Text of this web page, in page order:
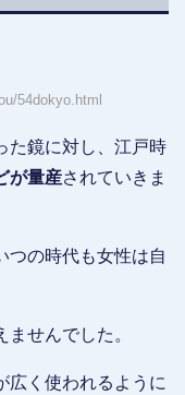
54dokyo.html
た鏡に対し、江戸時
が量産されていきま
つの時代も女性は自
せんでした。
広く使われるように